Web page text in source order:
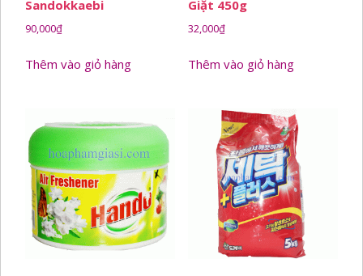
Sandokkaebi
90,000₫
Thêm vào giỏ hàng
Giặt 450g
32,000₫
Thêm vào giỏ hàng